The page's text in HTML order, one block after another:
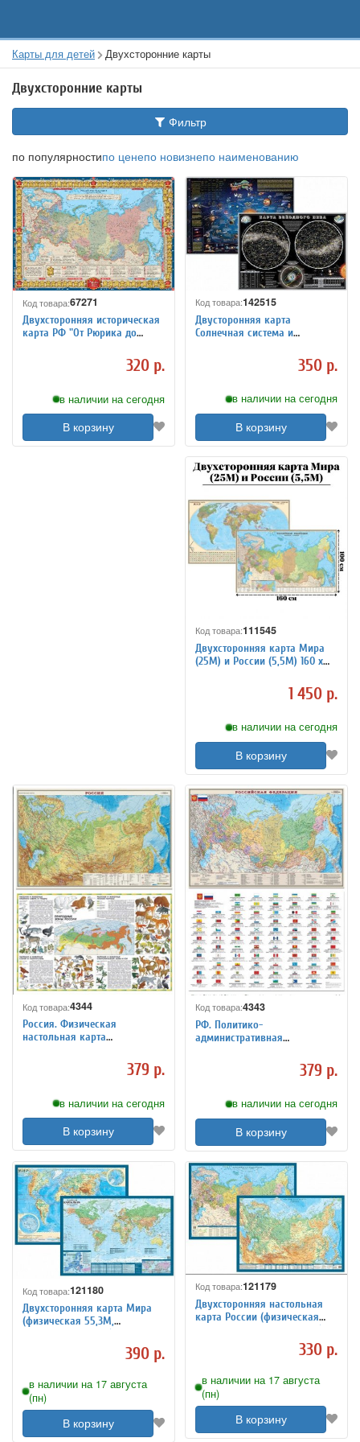
Карты для детей Двухсторонние карты
Двухсторонние карты
Фильтр
по популярностипо ценепо новизнепо наименованию
Код товара:67271
Двухсторонняя историческая
карта РФ "От Рюрика до
320 р.
в наличии на сегодня
В корзину
Код товара:142515
Двусторонняя карта
Солнечная система и
350 р.
в наличии на сегодня
В корзину
Код товара:111545
Двухсторонняя карта Мира
(25М) и России (5,5М) 160 х
1 450 р.
в наличии на сегодня
В корзину
Код товара:4344
Россия. Физическая
настольная карта
379 р.
в наличии на сегодня
В корзину
Код товара:4343
РФ. Политико-
административная
379 р.
в наличии на сегодня
В корзину
Код товара:121180
Двухсторонняя карта Мира
(физическая 55,3М,
политическая 69М)
390 р.
в наличии на 17 августа
(пн)
В корзину
Код товара:121179
Двухсторонняя настольная
карта России (физическая
15,5М, политическая 14,5М)
330 р.
в наличии на 17 августа
(пн)
В корзину